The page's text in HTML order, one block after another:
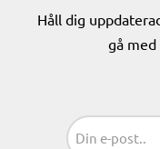
Håll dig
gå